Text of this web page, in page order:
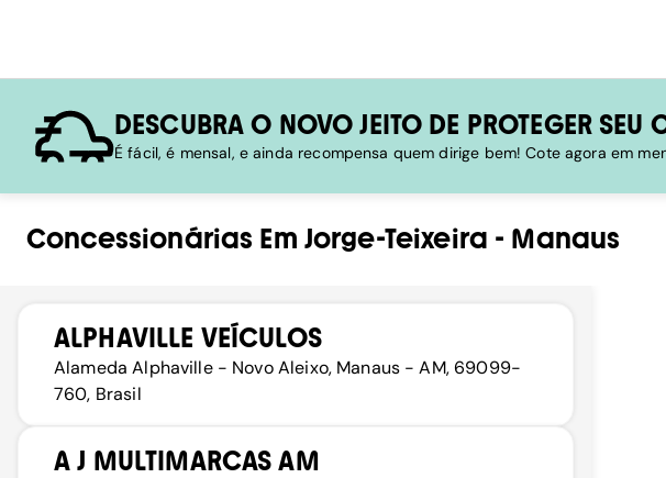
DESCUBRA O NOVO JEITO DE PROTEGER SEU
É fácil, é mensal, e ainda recompensa quem dirige bem! Cote agora em
Concessionárias Em Jorge-Teixeira - Manaus
ALPHAVILLE VEÍCULOS
Alameda Alphaville - Novo Aleixo, Manaus - AM, 69099-
760, Brasil
A J MULTIMARCAS AM